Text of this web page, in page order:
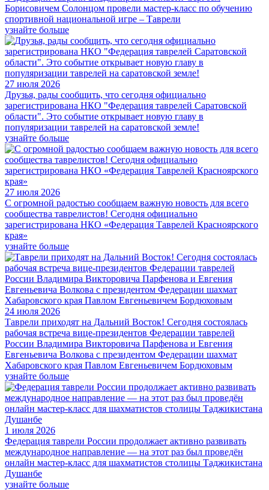
Борисовичем Солонцом провели мастер-класс по обучению
спортивной национальной игре – Таврели
узнайте больше
27 июля 2026
Друзья, рады сообщить, что сегодня официально
зарегистрирована НКО "Федерация таврелей Саратовской
области". Это событие открывает новую главу в
популяризации таврелей на саратовской земле!
узнайте больше
27 июля 2026
С огромной радостью сообщаем важную новость для всего
сообщества таврелистов! Сегодня официально
зарегистрирована НКО «Федерация Таврелей Красноярского
края»
узнайте больше
24 июля 2026
Таврели приходят на Дальний Восток! Сегодня состоялась
рабочая встреча вице-президентов Федерации таврелей
России Владимира Викторовича Парфенова и Евгения
Евгеньевича Волкова с президентом Федерации шахмат
Хабаровского края Павлом Евгеньевичем Бордюховым
узнайте больше
1 июля 2026
Федерация таврели России продолжает активно развивать
международное направление — на этот раз был проведён
онлайн мастер-класс для шахматистов столицы Таджикистана
Душанбе
узнайте больше